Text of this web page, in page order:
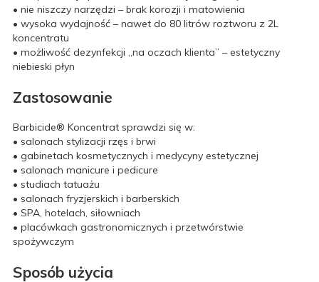
• nie niszczy narzędzi – brak korozji i matowienia
• wysoka wydajność – nawet do 80 litrów roztworu z 2L
koncentratu
• możliwość dezynfekcji „na oczach klienta” – estetyczny
niebieski płyn
Zastosowanie
Barbicide® Koncentrat sprawdzi się w:
• salonach stylizacji rzęs i brwi
• gabinetach kosmetycznych i medycyny estetycznej
• salonach manicure i pedicure
• studiach tatuażu
• salonach fryzjerskich i barberskich
• SPA, hotelach, siłowniach
• placówkach gastronomicznych i przetwórstwie
spożywczym
Sposób użycia